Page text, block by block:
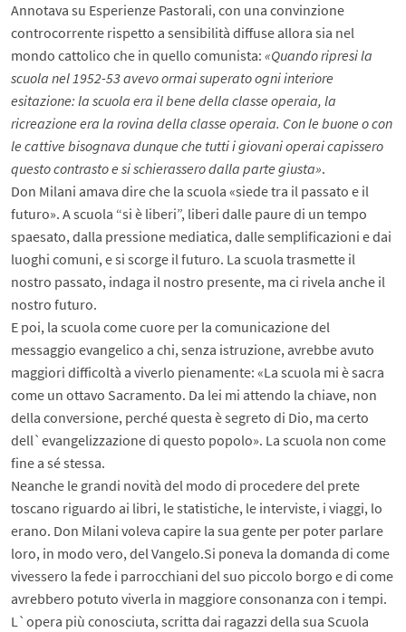
Annotava su Esperienze Pastorali, con una convinzione
controcorrente rispetto a sensibilità diffuse allora sia nel
mondo cattolico che in quello comunista: «Quando ripresi la
scuola nel 1952-53 avevo ormai superato ogni interiore
esitazione: la scuola era il bene della classe operaia, la
ricreazione era la rovina della classe operaia. Con le buone o con
le cattive bisognava dunque che tutti i giovani operai capissero
questo contrasto e si schierassero dalla parte giusta».
Don Milani amava dire che la scuola «siede tra il passato e il
futuro». A scuola “si è liberi”, liberi dalle paure di un tempo
spaesato, dalla pressione mediatica, dalle semplificazioni e dai
luoghi comuni, e si scorge il futuro. La scuola trasmette il
nostro passato, indaga il nostro presente, ma ci rivela anche il
nostro futuro.
E poi, la scuola come cuore per la comunicazione del
messaggio evangelico a chi, senza istruzione, avrebbe avuto
maggiori difficoltà a viverlo pienamente: «La scuola mi è sacra
come un ottavo Sacramento. Da lei mi attendo la chiave, non
della conversione, perché questa è segreto di Dio, ma certo
dell`evangelizzazione di questo popolo». La scuola non come
fine a sé stessa.
Neanche le grandi novità del modo di procedere del prete
toscano riguardo ai libri, le statistiche, le interviste, i viaggi, lo
erano. Don Milani voleva capire la sua gente per poter parlare
loro, in modo vero, del Vangelo.Si poneva la domanda di come
vivessero la fede i parrocchiani del suo piccolo borgo e di come
avrebbero potuto viverla in maggiore consonanza con i tempi.
L`opera più conosciuta, scritta dai ragazzi della sua Scuola